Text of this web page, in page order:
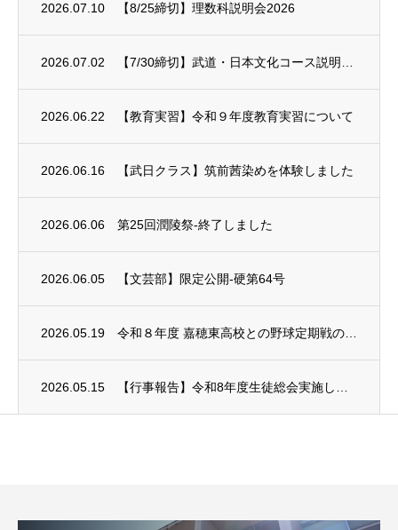
2026.07.10 【8/25締切】理数科説明会2026
2026.07.02
2026.06.22 【教育実習】令和９年度教育実習について
2026.06.16 【武日クラス】筑前茜染めを体験しました
2026.06.06 第25回潤陵祭-終了しました
2026.06.05 【文芸部】限定公開-硬第64号
2026.05.19
2026.05.15